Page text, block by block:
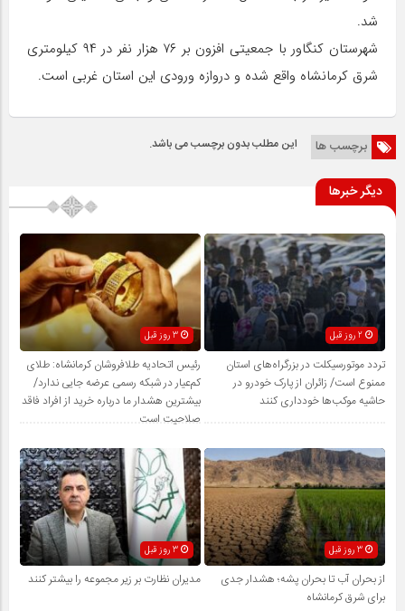
شد.
شهرستان کنگاور با جمعیتی افزون بر ۷۶ هزار نفر در ۹۴ کیلومتری
شرق کرمانشاه واقع شده و دروازه ورودی این استان غربی است.
برچسب ها این مطلب بدون برچسب می باشد.
دیگر خبرها
2 روز قبل
تردد موتورسیکلت در بزرگراه‌های استان
ممنوع است/ زائران از پارک خودرو در
حاشیه موکب‌ها خودداری کنند
رئیس اتحادیه طلافروشان کرمانشاه: طلای
کم‌عیار در شبکه رسمی عرضه جایی ندارد/
بیشترین هشدار ما درباره خرید از افراد فاقد
صلاحیت است
3 روز قبل
از بحران آب تا بحران پشه؛ هشدار جدی
برای شرق کرمانشاه
مدیران نظارت بر زیر مجموعه را بیشتر کنند